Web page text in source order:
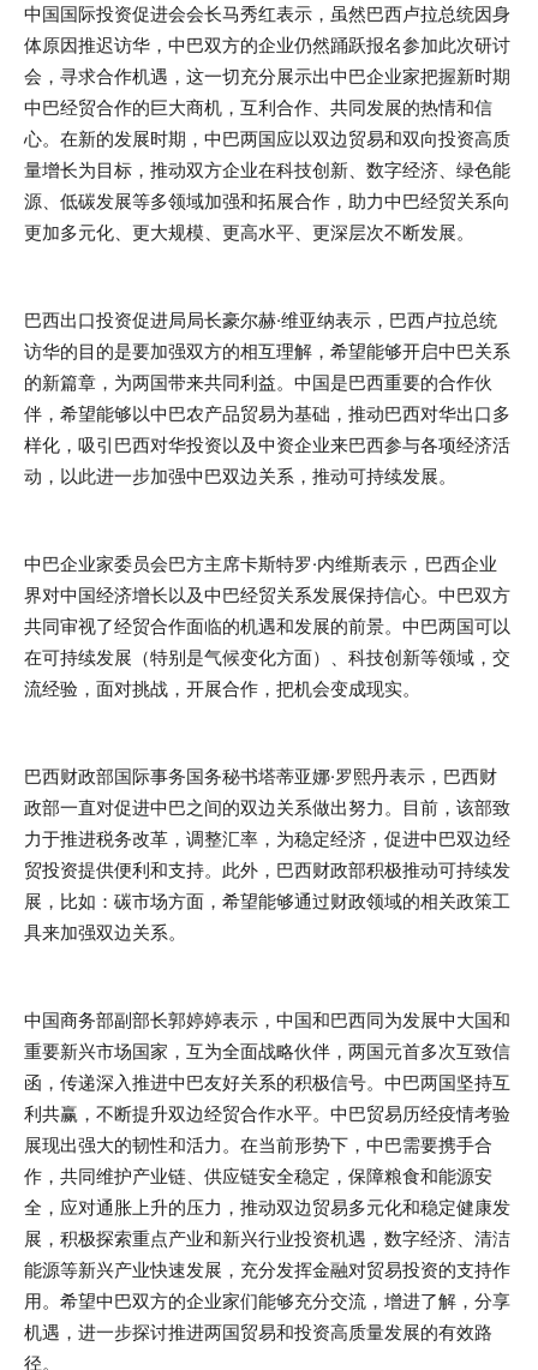
中国国际投资促进会会长马秀红表示，虽然巴西卢拉总统因身
体原因推迟访华，中巴双方的企业仍然踊跃报名参加此次研讨
会，寻求合作机遇，这一切充分展示出中巴企业家把握新时期
中巴经贸合作的巨大商机，互利合作、共同发展的热情和信
心。在新的发展时期，中巴两国应以双边贸易和双向投资高质
量增长为目标，推动双方企业在科技创新、数字经济、绿色能
源、低碳发展等多领域加强和拓展合作，助力中巴经贸关系向
更加多元化、更大规模、更高水平、更深层次不断发展。
巴西出口投资促进局局长豪尔赫·维亚纳表示，巴西卢拉总统
访华的目的是要加强双方的相互理解，希望能够开启中巴关系
的新篇章，为两国带来共同利益。中国是巴西重要的合作伙
伴，希望能够以中巴农产品贸易为基础，推动巴西对华出口多
样化，吸引巴西对华投资以及中资企业来巴西参与各项经济活
动，以此进一步加强中巴双边关系，推动可持续发展。
中巴企业家委员会巴方主席卡斯特罗·内维斯表示，巴西企业
界对中国经济增长以及中巴经贸关系发展保持信心。中巴双方
共同审视了经贸合作面临的机遇和发展的前景。中巴两国可以
在可持续发展（特别是气候变化方面）、科技创新等领域，交
流经验，面对挑战，开展合作，把机会变成现实。
巴西财政部国际事务国务秘书塔蒂亚娜·罗熙丹表示，巴西财
政部一直对促进中巴之间的双边关系做出努力。目前，该部致
力于推进税务改革，调整汇率，为稳定经济，促进中巴双边经
贸投资提供便利和支持。此外，巴西财政部积极推动可持续发
展，比如：碳市场方面，希望能够通过财政领域的相关政策工
具来加强双边关系。
中国商务部副部长郭婷婷表示，中国和巴西同为发展中大国和
重要新兴市场国家，互为全面战略伙伴，两国元首多次互致信
函，传递深入推进中巴友好关系的积极信号。中巴两国坚持互
利共赢，不断提升双边经贸合作水平。中巴贸易历经疫情考验
展现出强大的韧性和活力。在当前形势下，中巴需要携手合
作，共同维护产业链、供应链安全稳定，保障粮食和能源安
全，应对通胀上升的压力，推动双边贸易多元化和稳定健康发
展，积极探索重点产业和新兴行业投资机遇，数字经济、清洁
能源等新兴产业快速发展，充分发挥金融对贸易投资的支持作
用。希望中巴双方的企业家们能够充分交流，增进了解，分享
机遇，进一步探讨推进两国贸易和投资高质量发展的有效路
径。